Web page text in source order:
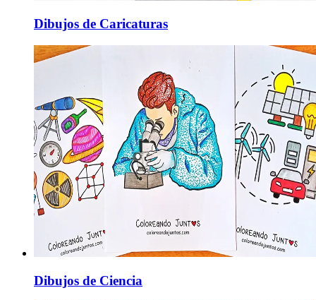
Dibujos de Caricaturas
Dibujos de Ciencia